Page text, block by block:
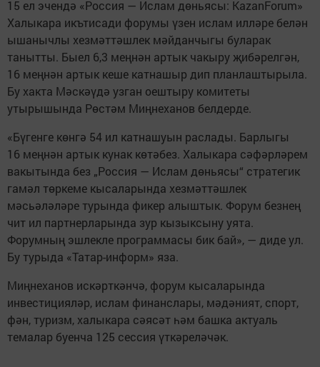
15 ел эчендә «Россия — Ислам дөньясы: KazanForum»
Халыкара икътисади форумы үзен ислам илләре белән
ышанычлы хезмәттәшлек мәйданчыгы буларак
танытты. Быел 6,3 меңнән артык чакыру җибәрелгән,
16 меңнән артык кеше катнашыр дип планлаштырыла.
Бу хакта Мәскәүдә узган оештыру комитеты
утырышында Рөстәм Миңнеханов белдерде.
«Бүгенге көнгә 54 ил катнашуын раслады. Барлыгы
16 меңнән артык кунак көтәбез. Халыкара сәфәрләрем
вакытында без „Россия — Ислам дөньясы“ стратегик
гамәл төркеме кысаларында хезмәттәшлек
мәсьәләләре турында фикер алыштык. Форум безнең
чит ил партнерларында зур кызыксыну уята.
Форумның эшлекле программасы бик бай», — диде ул.
Бу турыда «Татар-информ» яза.
Миңнеханов искәрткәнчә, форум кысаларында
инвестицияләр, ислам финанслары, мәдәният, спорт,
фән, туризм, халыкара сәясәт һәм башка актуаль
темалар буенча 125 сессия үткәреләчәк.